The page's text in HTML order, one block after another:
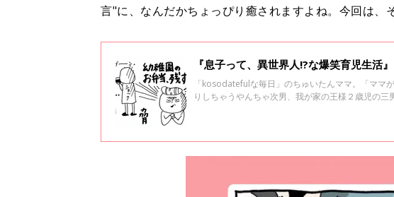
言"に、なんだかちょっぴり癒されますよね。今回は、
『息子って、異世界人!?な爆笑育児生活
「kosodatefulな毎日」のちゅいたんママ。「ママ
りしちゃうやんちゃ次男、我が家の王様２歳児の